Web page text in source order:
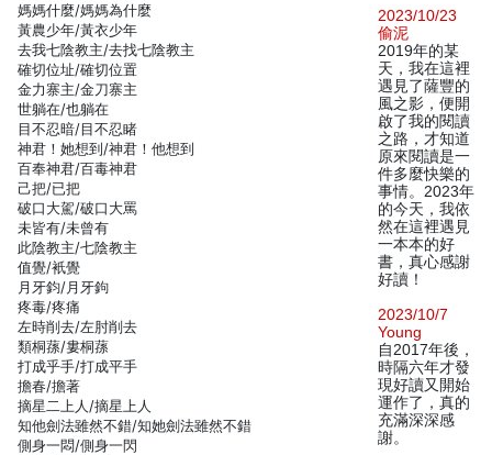
媽媽什麼/媽媽為什麼
黃農少年/黃衣少年
去我七陰教主/去找七陰教主
確切位址/確切位置
金力寨主/金刀寨主
世躺在/也躺在
目不忍暗/目不忍睹
神君！她想到/神君！他想到
百奉神君/百毒神君
己把/已把
破口大駕/破口大罵
未皆有/未曾有
此陰教主/七陰教主
值覺/衹覺
月牙鈞/月牙鉤
疼毒/疼痛
左時削去/左肘削去
類桐蓀/婁桐蓀
打成乎手/打成平手
擔春/擔著
摘星二上人/摘星上人
知他劍法雖然不錯/知她劍法雖然不錯
側身一悶/側身一閃
2023/10/23
偷泥
2019年的某
天，我在這裡
遇見了薩豐的
風之影，便開
啟了我的閱讀
之路，才知道
原來閱讀是一
件多麼快樂的
事情。2023年
的今天，我依
然在這裡遇見
一本本的好
書，真心感謝
好讀！
2023/10/7
Young
自2017年後，
時隔六年才發
現好讀又開始
運作了，真的
充滿深深感
謝。